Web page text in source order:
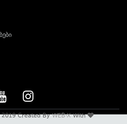
2019 Created ByWEB-XWith